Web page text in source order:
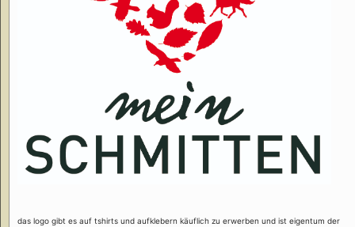
das logo gibt es auf tshirts und aufklebern käuflich zu erwerben und ist eigentum der